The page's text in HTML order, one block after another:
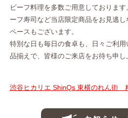
ビーフ料理を多数ご用意しておりま
ーフ寿司など当店限定商品をお見逃
ペースもございます。
特別な日も毎日の食卓も、日々ご利
品揃えで、皆様のご来店をお待ち申し
渋谷ヒカリエ ShinQs 東横のれん街